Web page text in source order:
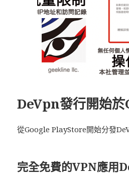
DeVpn發行開始
從Google PlayStore開始分發
完全免費的VPN應用